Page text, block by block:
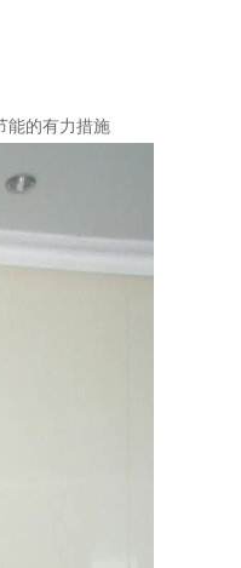
能的有力措施